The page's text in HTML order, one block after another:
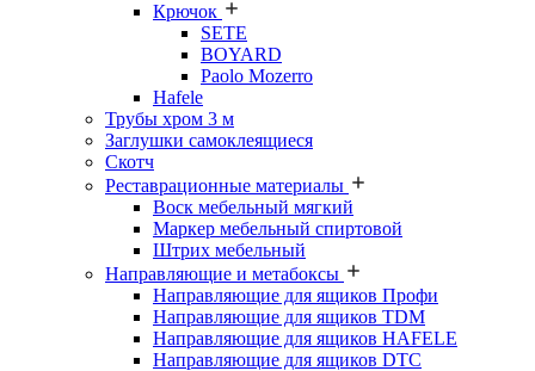
Крючок
SETE
BOYARD
Paolo Mozerro
Hafele
Трубы хром 3 м
Заглушки самоклеящиеся
Скотч
Реставрационные материалы
Воск мебельный мягкий
Маркер мебельный спиртовой
Штрих мебельный
Направляющие и метабоксы
Направляющие для ящиков Профи
Направляющие для ящиков TDM
Направляющие для ящиков HAFELE
Направляющие для ящиков DTC